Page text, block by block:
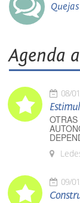
Agenda
08/
09/